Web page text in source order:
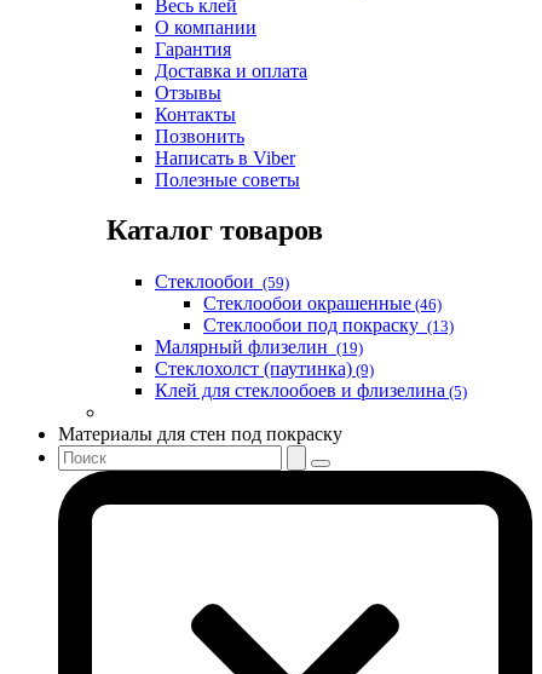
Весь клей
О компании
Гарантия
Доставка и оплата
Отзывы
Контакты
Позвонить
Написать в Viber
Полезные советы
Каталог товаров
Стеклообои (59)
Стеклообои окрашенные (46)
Стеклообои под покраску (13)
Малярный флизелин (19)
Стеклохолст (паутинка) (9)
Клей для стеклообоев и флизелина (5)
Материалы для стен под покраску